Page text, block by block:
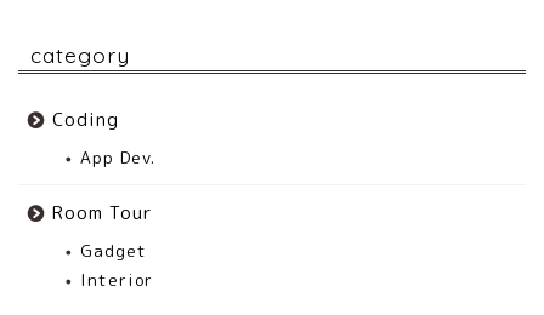
category
Coding
App Dev.
Room Tour
Gadget
Interior